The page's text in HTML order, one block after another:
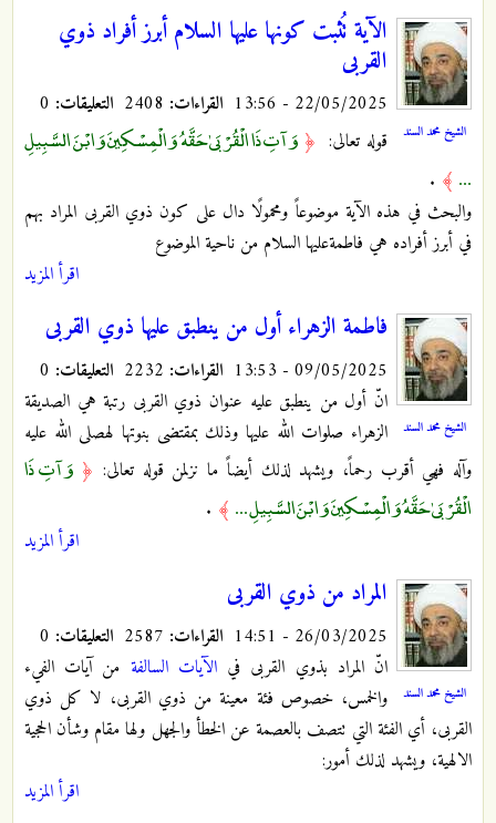
الشيخ محمد السند
الآية تُثبت كونها عليها السلام أبرز أفراد ذوي
القربى
22/05/2025 - 13:56 القراءات: التعليقات:
قوله تعالى: ﴿ وَآتِ ذَا الْقُرْبَىٰ حَقَّهُ وَالْمِسْكِينَ وَابْنَ السَّبِيلِ
... ﴾ .
والبحث في هذه الآية موضوعاً ومحمولًا دال على كون ذوي القربى المراد بهم
في أبرز أفراده هي فاطمةعليها السلام من ناحية الموضوع
اقرأ المزيد
الشيخ محمد السند
فاطمة الزهراء أول من ينطبق عليها ذوي القربى
09/05/2025 - 13:53 القراءات: التعليقات:
انّ أول من ينطبق عليه عنوان ذوي القربى رتبة هي الصديقة
الزهراء صلوات الله عليها وذلك بمقتضى بنوتها لهصلى الله عليه
وآله فهي أقرب رحماً، ويشهد لذلك أيضاً ما نزلمن قوله تعالى: ﴿ وَآتِ ذَا
الْقُرْبَىٰ حَقَّهُ وَالْمِسْكِينَ وَابْنَ السَّبِيلِ ... ﴾ .
اقرأ المزيد
الشيخ محمد السند
المراد من ذوي القربى
26/03/2025 - 14:51 القراءات: التعليقات:
انّ المراد بذوي القربى فيالآيات السالفة من آيات الفيء
والخمس، خصوص فئة معينة من ذوي القربى، لا كل ذوي
القربى، أي الفئة التي تتصف بالعصمة عن الخطأ والجهل ولها مقام وشأن الحجية
الالهية، ويشهد لذلك أمور:
اقرأ المزيد